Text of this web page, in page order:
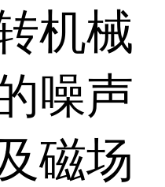
机械
噪声
磁场